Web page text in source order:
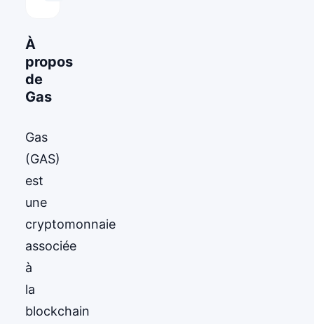
À
propos
de
Gas
Gas
(GAS)
est
une
cryptomonnaie
associée
à
la
blockchain